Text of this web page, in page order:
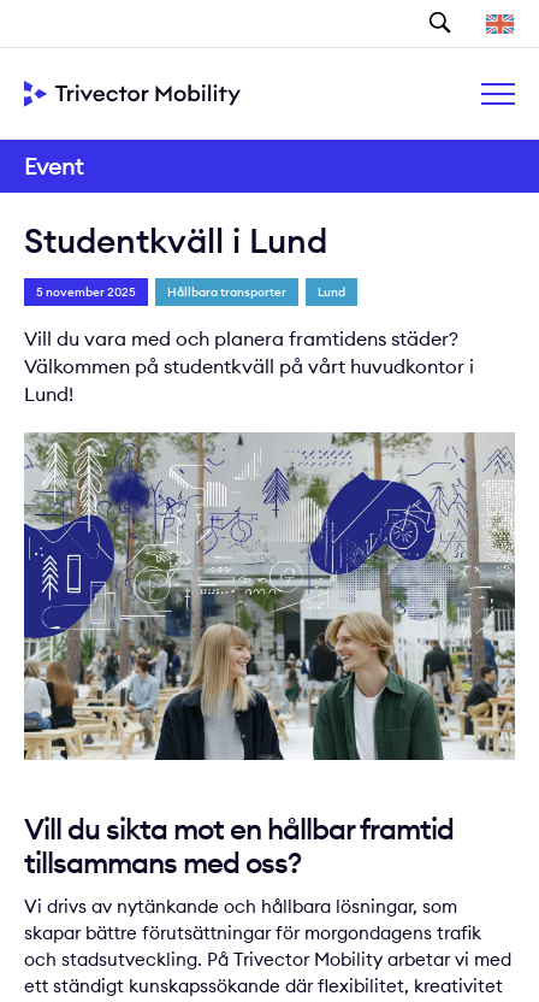
Event
Studentkväll i Lund
5 november 2025 Hållbara transporter Lund
Vill du vara med och planera framtidens städer?
Välkommen på studentkväll på vårt huvudkontor i
Lund!
Vill du sikta mot en hållbar framtid
tillsammans med oss?
Vi drivs av nytänkande och hållbara lösningar, som
skapar bättre förutsättningar för morgondagens trafik
och stadsutveckling. På Trivector Mobility arbetar vi med
ett ständigt kunskapssökande där flexibilitet, kreativitet